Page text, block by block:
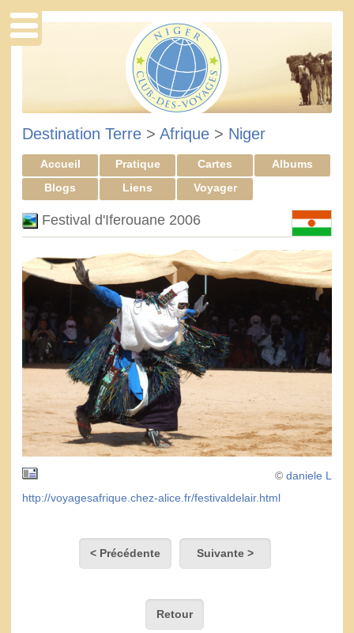
Destination Terre > Afrique > Niger
Accueil Pratique Cartes
Albums
Blogs
Liens Voyager
Festival d'Iferouane 2006
© daniele L
http://voyagesafrique.chez-alice.fr/festivaldelair.html
< Précédente Suivante >
Retour